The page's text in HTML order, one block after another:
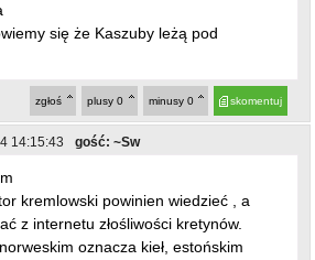
się że Kaszuby leżą pod
skomentuj
minusy 0
plusy 0
zgłoś
14:15:43 gość: ~Sw
kremlowski powinien wiedzieć , a
z internetu złośliwości kretynów.
oznacza kieł, estońskim